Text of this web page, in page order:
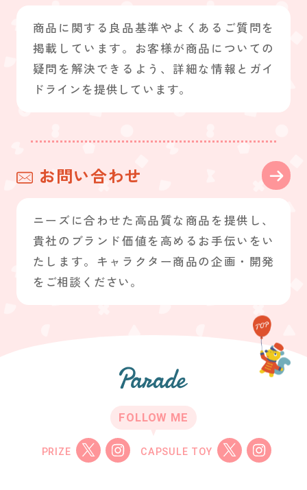
商品に関する良品基準やよくあるご質問を
掲載しています。お客様が商品についての
疑問を解決できるよう、詳細な情報とガイ
ドラインを提供しています。
お問い合わせ
ニーズに合わせた高品質な商品を提供し、
貴社のブランド価値を高めるお手伝いをい
たします。キャラクター商品の企画・開発
をご相談ください。
FOLLOW ME
PRIZE CAPSULE TOY